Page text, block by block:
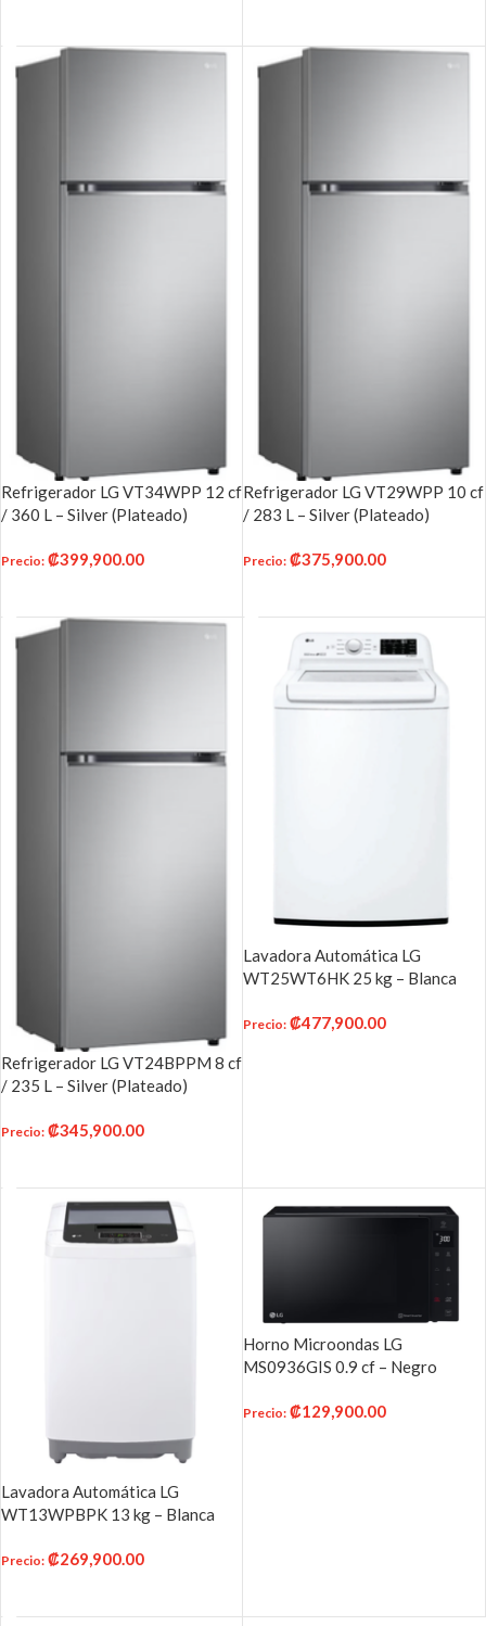
Refrigerador LG VT34WPP 12 cf
/ 360 L – Silver (Plateado)
Precio: ₡399,900.00
Refrigerador LG VT29WPP 10 cf
/ 283 L – Silver (Plateado)
Precio: ₡375,900.00
Refrigerador LG VT24BPPM 8 cf
/ 235 L – Silver (Plateado)
Precio: ₡345,900.00
Lavadora Automática LG
WT25WT6HK 25 kg – Blanca
Precio: ₡477,900.00
Lavadora Automática LG
WT13WPBPK 13 kg – Blanca
Precio: ₡269,900.00
Horno Microondas LG
MS0936GIS 0.9 cf – Negro
Precio: ₡129,900.00